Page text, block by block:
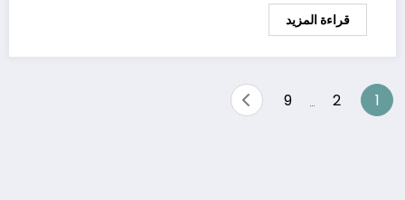
قراءة المزيد
Posts
1
2
9